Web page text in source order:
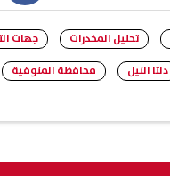
تحليل المخدرات جهات
دلتا النيل
محافظة المنوفية